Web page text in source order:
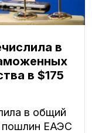
в
в $175
в общий
ЕАЭС